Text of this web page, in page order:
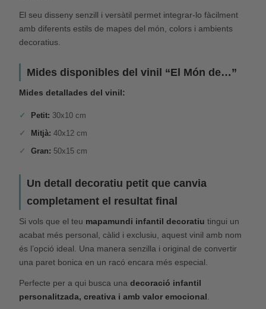
El seu disseny senzill i versàtil permet integrar-lo fàcilment
amb diferents estils de mapes del món, colors i ambients
decoratius.
Mides disponibles del vinil “El Món de…”
Mides detallades del vinil:
Petit: 30x10 cm
Mitjà: 40x12 cm
Gran: 50x15 cm
Un detall decoratiu petit que canvia
completament el resultat final
Si vols que el teu mapamundi infantil decoratiu tingui un
acabat més personal, càlid i exclusiu, aquest vinil amb nom
és l’opció ideal. Una manera senzilla i original de convertir
una paret bonica en un racó encara més especial.
Perfecte per a qui busca unadecoració infantil
personalitzada, creativa i amb valor emocional.